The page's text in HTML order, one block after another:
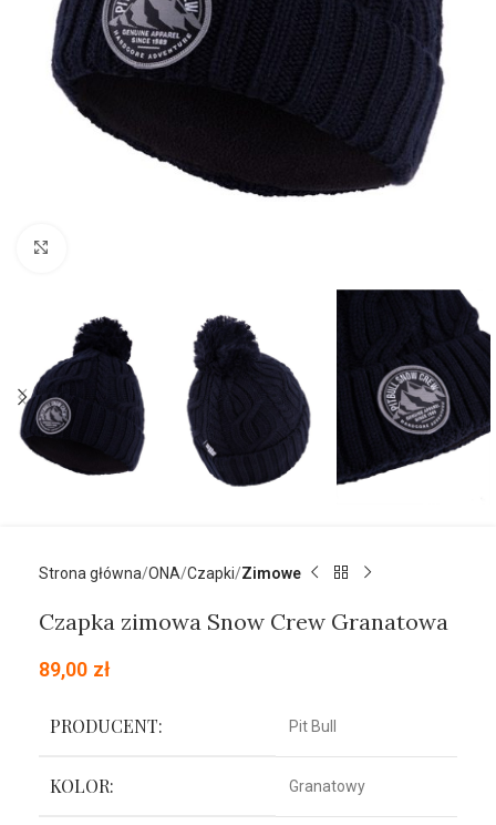
Strona główna ONA Czapki Zimowe
Czapka zimowa Snow Crew Granatowa
89,00 zł
PRODUCENT: Pit Bull
KOLOR: Granatowy